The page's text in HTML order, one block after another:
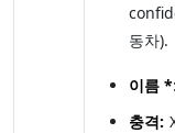
동차).
이름 *
충격: